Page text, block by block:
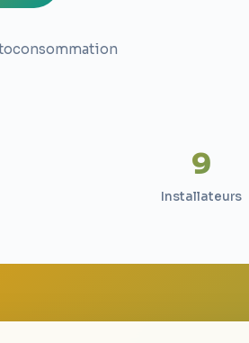
9
Installateurs